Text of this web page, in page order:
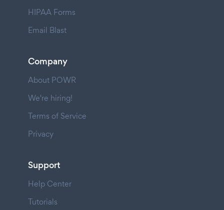
HIPAA Forms
Email Blast
Company
About POWR
We're hiring!
Terms of Service
Privacy
Support
Help Center
Tutorials